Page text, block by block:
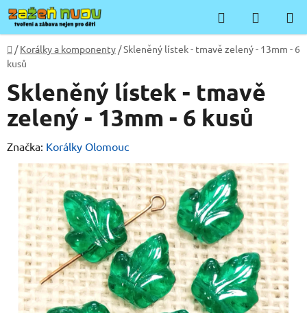
Přejít
na
obsah
Hledat
KOŠÍK
Domů
/ Korálky a komponenty /Skleněný lístek - tmavě zelený - 13mm - 6
kusů
Skleněný lístek - tmavě
zelený - 13mm - 6 kusů
Značka: Korálky Olomouc